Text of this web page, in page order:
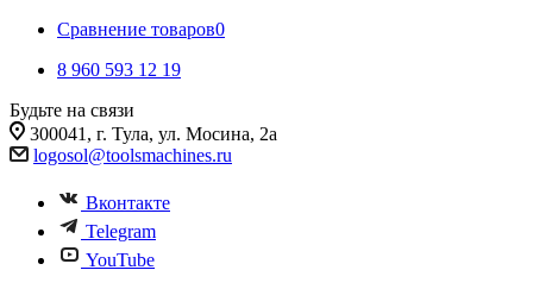
Сравнение товаров0
8 960 593 12 19
Будьте на связи
300041, г. Тула, ул. Мосина, 2а
logosol@toolsmachines.ru
Вконтакте
Telegram
YouTube